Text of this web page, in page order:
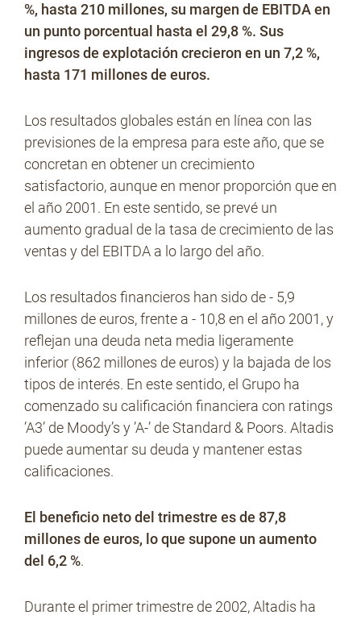
Contacto
%, hasta 210 millones, su margen de EBITDA en
un punto porcentual hasta el 29,8 %. Sus
ingresos de explotación crecieron en un 7,2 %,
hasta 171 millones de euros.
Los resultados globales están en línea con las
previsiones de la empresa para este año, que se
concretan en obtener un crecimiento
satisfactorio, aunque en menor proporción que en
el año 2001. En este sentido, se prevé un
aumento gradual de la tasa de crecimiento de las
ventas y del EBITDA a lo largo del año.
Los resultados financieros han sido de - 5,9
millones de euros, frente a - 10,8 en el año 2001, y
reflejan una deuda neta media ligeramente
inferior (862 millones de euros) y la bajada de los
tipos de interés. En este sentido, el Grupo ha
comenzado su calificación financiera con ratings
’A3’ de Moody’s y ’A-’ de Standard & Poors. Altadis
puede aumentar su deuda y mantener estas
calificaciones.
El beneficio neto del trimestre es de 87,8
millones de euros, lo que supone un aumento
del 6,2 %.
Durante el primer trimestre de 2002, Altadis ha